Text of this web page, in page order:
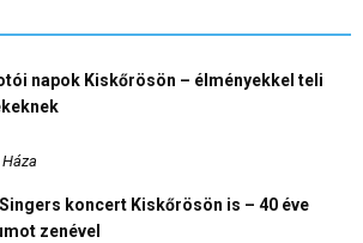
napok Kiskőrösön – élményekkel teli
koncert Kiskőrösön is – 40 éve
zenével